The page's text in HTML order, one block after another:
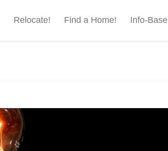
Relocate! Find a Home! Info-Base